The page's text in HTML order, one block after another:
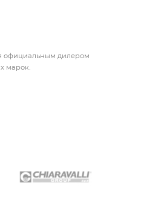
официальным дилером
марок.